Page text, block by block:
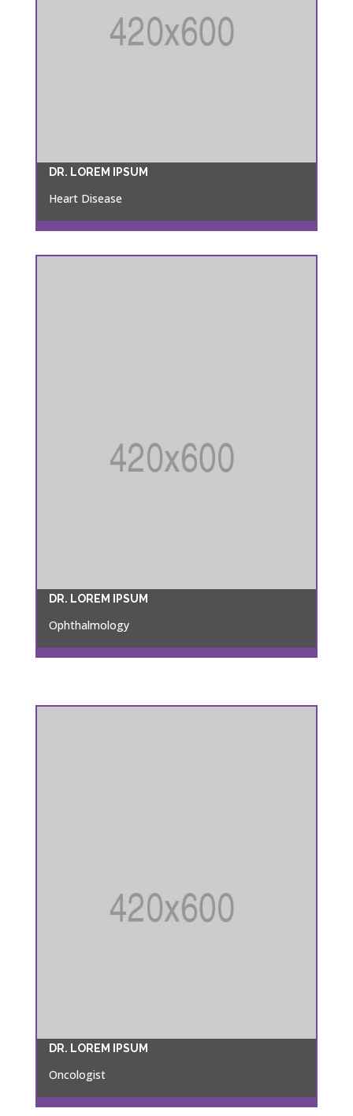
DR. LOREM IPSUM
Heart Disease
DR. LOREM IPSUM
Ophthalmology
DR. LOREM IPSUM
Oncologist